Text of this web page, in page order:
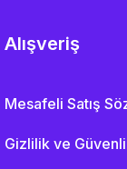
Alışveriş
Mesafeli Satış
Gizlilik ve